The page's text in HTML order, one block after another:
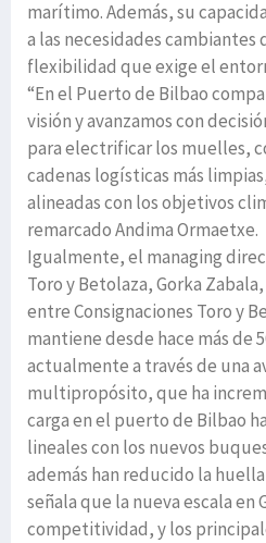
marítimo. Además, su
a las necesidades
flexibilidad que exige el
“En el Puerto de Bilbao
visión y avanzamos con
para electrificar los muelles,
cadenas logísticas más
alineadas con los objetivos
remarcado Andima Ormaetxe.
Igualmente, el managing
Toro y Betolaza, Gorka
entre Consignaciones Toro y
mantiene desde hace más de
actualmente a través de una
multipropósito, que ha
carga en el puerto de Bilbao
lineales con los nuevos
además han reducido la
señala que la nueva escala en
competitividad, y los